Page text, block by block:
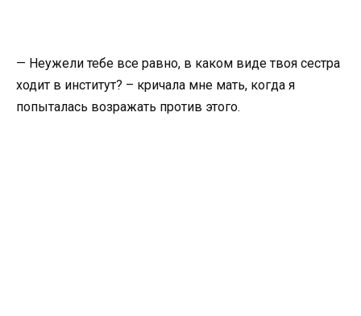
— Неужели тебе все равно, в каком виде твоя сестра
ходит в институт? – кричала мне мать, когда я
попыталась возражать против этого.